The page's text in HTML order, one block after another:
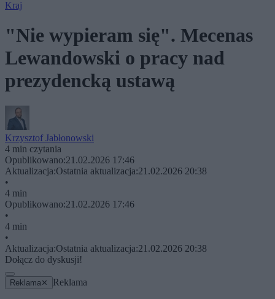
Kraj
"Nie wypieram się". Mecenas
Lewandowski o pracy nad
prezydencką ustawą
Krzysztof Jabłonowski
4 min czytania
Opublikowano:21.02.2026 17:46
Aktualizacja:Ostatnia aktualizacja:21.02.2026 20:38
•
4 min
Opublikowano:21.02.2026 17:46
•
4 min
•
Aktualizacja:Ostatnia aktualizacja:21.02.2026 20:38
Dołącz do dyskusji!
Reklama ✕ Reklama